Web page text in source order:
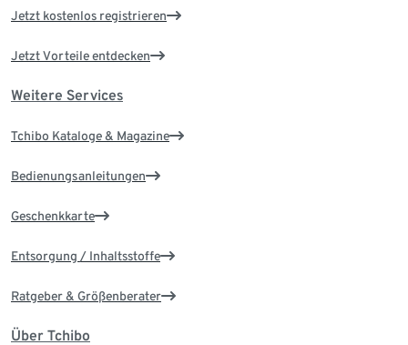
Jetzt kostenlos registrieren
Jetzt Vorteile entdecken
Weitere Services
Tchibo Kataloge & Magazine
Bedienungsanleitungen
Geschenkkarte
Entsorgung / Inhaltsstoffe
Ratgeber & Größenberater
Über Tchibo